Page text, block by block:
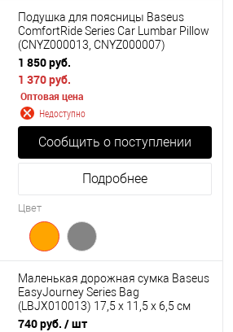
Подушка для поясницы Baseus
ComfortRide Series Car Lumbar Pillow
(CNYZ000013, CNYZ000007)
1 850 руб.
1 370 руб.
Оптовая цена
Недоступно
Сообщить о поступлении
Подробнее
Цвет
Маленькая дорожная сумка Baseus
EasyJourney Series Bag
(LBJX010013) 17,5 х 11,5 х 6,5 см
740 руб. / шт